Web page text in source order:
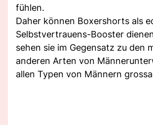
fühlen.
Daher können Boxershorts als
Selbstvertrauens-Booster
sehen sie im Gegensatz zu den
anderen Arten von
allen Typen von Männern